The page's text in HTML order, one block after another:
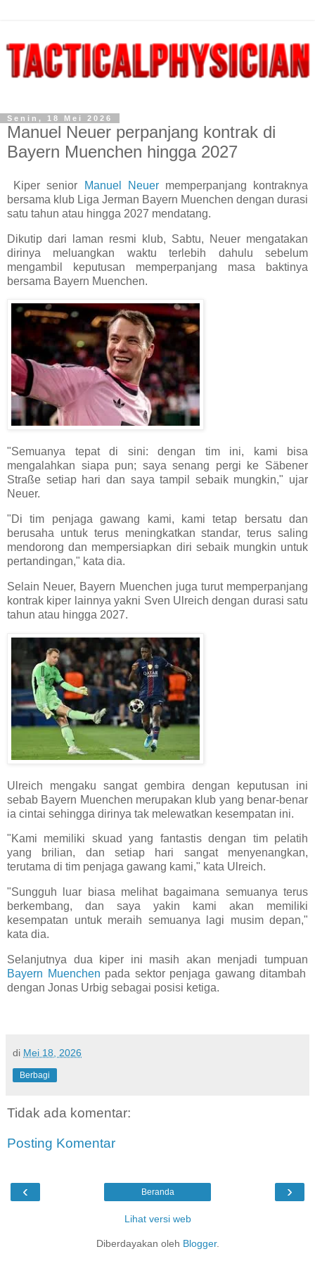
Senin, 18 Mei 2026
Manuel Neuer perpanjang kontrak di
Bayern Muenchen hingga 2027
Kiper senior Manuel Neuermemperpanjang kontraknya
bersama klub Liga Jerman Bayern Muenchen dengan durasi
satu tahun atau hingga 2027 mendatang.
Dikutip dari laman resmi klub, Sabtu, Neuer mengatakan
dirinya meluangkan waktu terlebih dahulu sebelum
mengambil keputusan memperpanjang masa baktinya
bersama Bayern Muenchen.
"Semuanya tepat di sini: dengan tim ini, kami bisa
mengalahkan siapa pun; saya senang pergi ke Säbener
Straße setiap hari dan saya tampil sebaik mungkin," ujar
Neuer.
"Di tim penjaga gawang kami, kami tetap bersatu dan
berusaha untuk terus meningkatkan standar, terus saling
mendorong dan mempersiapkan diri sebaik mungkin untuk
pertandingan," kata dia.
Selain Neuer, Bayern Muenchen juga turut memperpanjang
kontrak kiper lainnya yakni Sven Ulreich dengan durasi satu
tahun atau hingga 2027.
Ulreich mengaku sangat gembira dengan keputusan ini
sebab Bayern Muenchen merupakan klub yang benar-benar
ia cintai sehingga dirinya tak melewatkan kesempatan ini.
"Kami memiliki skuad yang fantastis dengan tim pelatih
yang brilian, dan setiap hari sangat menyenangkan,
terutama di tim penjaga gawang kami," kata Ulreich.
"Sungguh luar biasa melihat bagaimana semuanya terus
berkembang, dan saya yakin kami akan memiliki
kesempatan untuk meraih semuanya lagi musim depan,"
kata dia.
Selanjutnya dua kiper ini masih akan menjadi tumpuan
Bayern Muenchen pada sektor penjaga gawang ditambah
dengan Jonas Urbig sebagai posisi ketiga.
di Mei 18, 2026
Berbagi
Tidak ada komentar:
Posting Komentar
‹ ›
Beranda
Lihat versi web
Diberdayakan oleh Blogger.